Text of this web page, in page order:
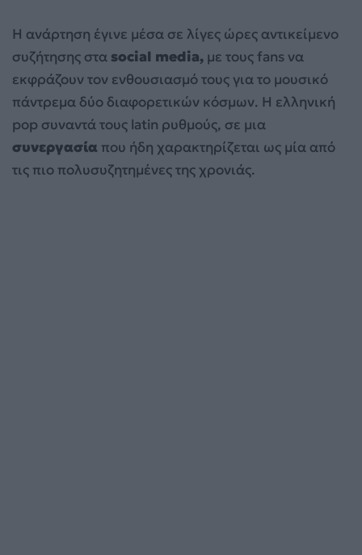
Η ανάρτηση έγινε μέσα σε λίγες ώρες αντικείμενο
συζήτησης στα social media, με τους fans να
εκφράζουν τον ενθουσιασμό τους για το μουσικό
πάντρεμα δύο διαφορετικών κόσμων. Η ελληνική
pop συναντά τους latin ρυθμούς, σε μια
συνεργασία που ήδη χαρακτηρίζεται ως μία από
τις πιο πολυσυζητημένες της χρονιάς.